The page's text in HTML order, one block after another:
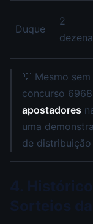
Duque
2
💡 Mesmo
concurso
apostadores
uma
de